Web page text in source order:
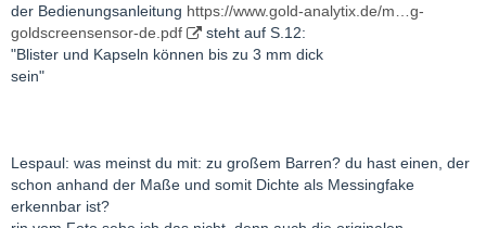
der Bedienungsanleitung https://www.gold-analytix.de/m…g-
goldscreensensor-de.pdf
steht auf S.12:
"Blister und Kapseln können bis zu 3 mm dick
sein"
Lespaul: was meinst du mit: zu großem Barren? du hast einen, der
schon anhand der Maße und somit Dichte als Messingfake
erkennbar ist?